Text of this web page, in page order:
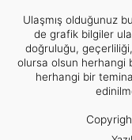
Ulaşmış olduğunuz
de grafik bilgiler
doğruluğu,
olursa olsun herhangi
herhangi bir